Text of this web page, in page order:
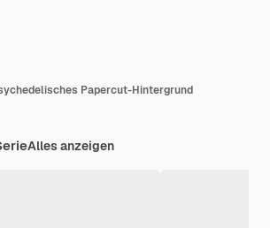
Papercut-Hintergrund
Alles anzeigen